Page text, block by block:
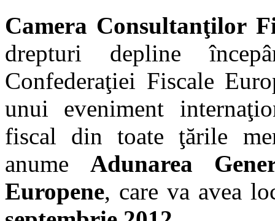
Camera Consultanţilor
drepturi depline
Confederaţiei Fiscale
unui eveniment
fiscal din toate ţările
anume Adunarea
Europene, care va avea